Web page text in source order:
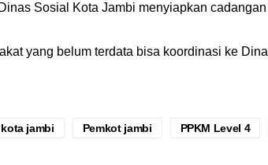
Sosial Kota Jambi menyiapkan
yang belum terdata bisa koordinasi ke
kota jambi Pemkot jambi PPKM Level 4